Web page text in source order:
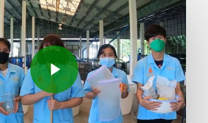
Play Video